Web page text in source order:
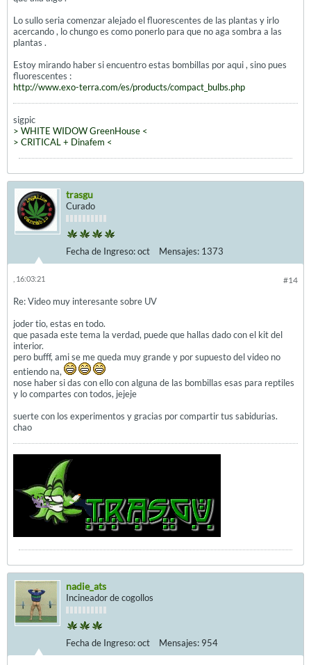
Lo sullo seria comenzar alejado el fluorescentes de las plantas y irlo
acercando , lo chungo es como ponerlo para que no aga sombra a las
plantas .
Estoy mirando haber si encuentro estas bombillas por aqui , sino pues
fluorescentes :
http://www.exo-terra.com/es/products/compact_bulbs.php
sigpic
> WHITE WIDOW GreenHouse <
> CRITICAL + Dinafem <
trasgu
Curado
Fecha de Ingreso:oct Mensajes: 1373
#14
, 16:03:21
Re: Video muy interesante sobre UV
joder tio, estas en todo.
que pasada este tema la verdad, puede que hallas dado con el kit del
interior.
pero bufff, ami se me queda muy grande y por supuesto del video no
entiendo na,
nose haber si das con ello con alguna de las bombillas esas para reptiles
y lo compartes con todos, jejeje
suerte con los experimentos y gracias por compartir tus sabidurias.
chao
nadie_ats
Incineador de cogollos
Fecha de Ingreso:oct Mensajes: 954